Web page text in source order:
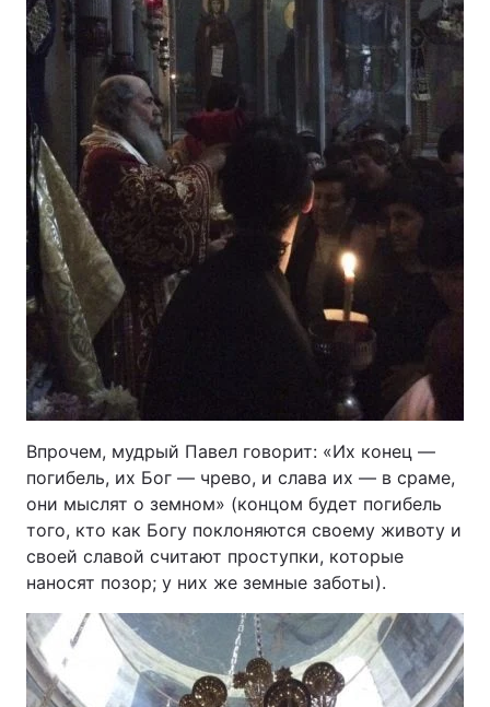
Впрочем, мудрый Павел говорит: «Их конец —
погибель, их Бог — чрево, и слава их — в сраме,
они мыслят о земном» (концом будет погибель
того, кто как Богу поклоняются своему животу и
своей славой считают проступки, которые
наносят позор; у них же земные заботы).